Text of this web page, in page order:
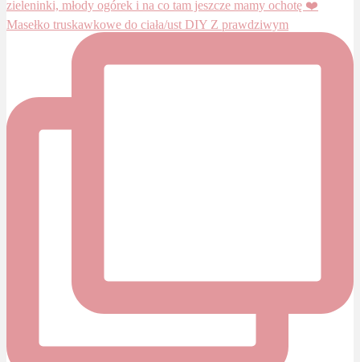
Masełko truskawkowe do ciała/ust DIY Z prawdziwym